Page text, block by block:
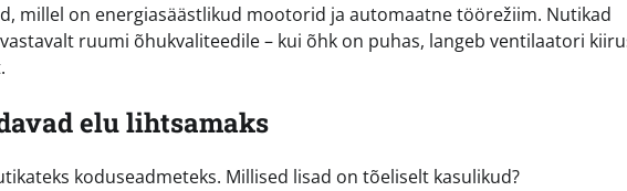
millel on energiasäästlikud mootorid ja automaatne töörežiim. Nutikad
ruumi õhukvaliteedile – kui õhk on puhas, langeb ventilaatori
elu lihtsamaks
koduseadmeteks. Millised lisad on tõeliselt kasulikud?